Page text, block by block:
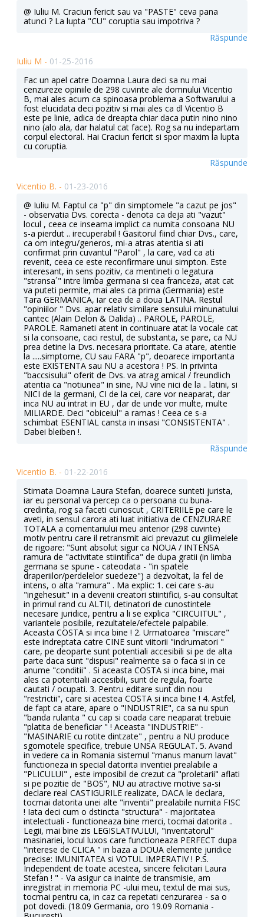
@ Iuliu M. Craciun fericit sau va "PASTE" ceva pana
atunci ? La lupta "CU" coruptia sau impotriva ?
Răspunde
Iuliu M - 01-25-2016
Fac un apel catre Doamna Laura deci sa nu mai
cenzureze opiniile de 298 cuvinte ale domnului Vicentio
B, mai ales acum ca spinoasa problema a Softwarului a
fost elucidata deci pozitiv si mai ales ca dl Vicentio B
este pe linie, adica de dreapta chiar daca putin nino nino
nino (alo ala, dar halatul cat face). Rog sa nu indepartam
corpul electoral. Hai Craciun fericit si spor maxim la lupta
cu coruptia.
Răspunde
Vicentio B. - 01-23-2016
@ Iuliu M. Faptul ca "p" din simptomele "a cazut pe jos"
- observatia Dvs. corecta - denota ca deja ati "vazut"
locul , ceea ce inseama implict ca numita consoana NU
s-a pierdut .. irecuperabil ! Gasitorul fiind chiar Dvs., care,
ca om integru/generos, mi-a atras atentia si ati
confirmat prin cuvantul "Parol" , la care, vad ca ati
revenit, ceea ce este reconfirmare unui simpton. Este
interesant, in sens pozitiv, ca mentineti o legatura
"stransa´" intre limba germana si cea franceza, atat cat
va puteti permite, mai ales ca prima (Germania) este
Tara GERMANICA, iar cea de a doua LATINA. Restul
"opiniilor " Dvs. apar relativ similare sensului minunatului
cantec (Alain Delon & Dalida) .. PAROLE, PAROLE,
PAROLE. Ramaneti atent in continuare atat la vocale cat
si la consoane, caci restul, de substanta, se pare, ca NU
prea detine la Dvs. necesara prioritate. Ca atare, atentie
la .....simptome, CU sau FARA "p", deoarece importanta
este EXISTENTA sau NU a acestora ! PS. In privinta
"baccsisului" oferit de Dvs. va atrag amical / freundlich
atentia ca "notiunea" in sine, NU vine nici de la .. latini, si
NICI de la germani, CI de la cei, care vor neaparat, dar
inca NU au intrat in EU , dar de unde vor multe, multe
MILIARDE. Deci "obiceiul" a ramas ! Ceea ce s-a
schimbat ESENTIAL cansta in insasi "CONSISTENTA" .
Dabei bleiben !.
Răspunde
Vicentio B. - 01-22-2016
Stimata Doamna Laura Stefan, doarece sunteti jurista,
iar eu personal va percep ca o persoana cu buna-
credinta, rog sa faceti cunoscut , CRITERIILE pe care le
aveti, in sensul carora ati luat initiativa de CENZURARE
TOTALA a comentariului meu anterior (298 cuvinte)
motiv pentru care il retransmit aici prevazut cu gilimelele
de rigoare: "Sunt absolut sigur ca NOUA / INTENSA
ramura de "activitate stiintifica" de dupa gratii (in limba
germana se spune - cateodata - "in spatele
draperiilor/perdelelor suedeze") a dezvoltat, la fel de
intens, o alta "ramura" . Ma explic: 1. cei care s-au
"ingehesuit" in a devenii creatori stiintifici, s-au consultat
in primul rand cu ALTII, detinatori de cunostintele
necesare juridice, pentru a li se explica "CIRCUITUL" ,
variantele posibile, rezultatele/efectele palpabile.
Aceasta COSTA si inca bine ! 2. Urmatoarea "miscare"
este indreptata catre CINE sunt viitorii "indrumatori "
care, pe deoparte sunt potentiali accesibili si pe de alta
parte daca sunt "dispusi" realmente sa o faca si in ce
anume "conditii" . Si aceasta COSTA si inca bine, mai
ales ca potentialii accesibili, sunt de regula, foarte
cautati / ocupati. 3. Pentru editare sunt din nou
"restrictii", care si acestea COSTA si inca bine ! 4. Astfel,
de fapt ca atare, apare o "INDUSTRIE", ca sa nu spun
"banda rulanta " cu cap si coada care neaparat trebuie
"platita de beneficiar " ! Aceasta "INDUSTRIE" -
"MASINARIE cu rotite dintzate" , pentru a NU produce
sgomotele specifice, trebuie UNSA REGULAT. 5. Avand
in vedere ca in Romania sistemul "manus manum lavat"
functioneza in special datorita inventiei prealabile a
"PLICULUI" , este imposibil de crezut ca "proletarii" aflati
si pe pozitie de "BOS", NU au atractive motive sa-si
declare real CASTIGURILE realizate, DACA le declara,
tocmai datorita unei alte "inventii" prealabile numita FISC
! Iata deci cum o dstincta "structura" - majoritatea
intelectuali - functioneaza bine merci, tocmai datorita ..
Legii, mai bine zis LEGISLATIVULUI, "inventatorul"
masinariei, locul luxos care functioneaza PERFECT dupa
"interese de CLICA " in baza a DOUA elemente juridice
precise: IMUNITATEA si VOTUL IMPERATIV ! P.S.
Independent de toate acestea, sincere felicitari Laura
Stefan ! " - Va asigur ca inainte de transmisie, am
inregistrat in memoria PC -ului meu, textul de mai sus,
tocmai pentru ca, in caz ca repetati cenzurarea - sa o
pot dovedi. (18.09 Germania, oro 19.09 Romania -